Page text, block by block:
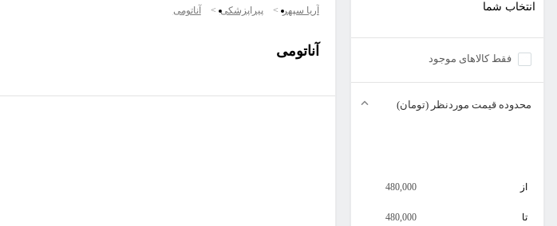
انتخاب شما
فقط کالاهای موجود
محدوده قیمت موردنظر (تومان)
از 480,000
تا 480,000
آریا سپهر پیراپزشکی آناتومی
آناتومی